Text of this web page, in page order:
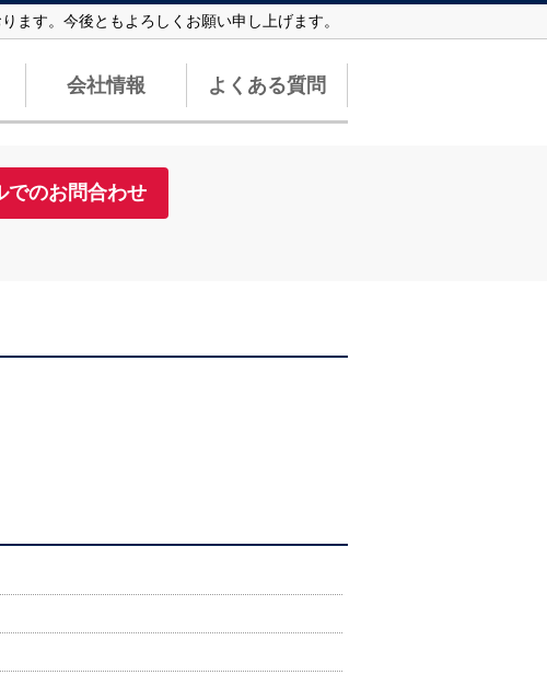
ます。今後ともよろしくお願い申し上げます。
会社情報 よくある質問
でのお問合わせ